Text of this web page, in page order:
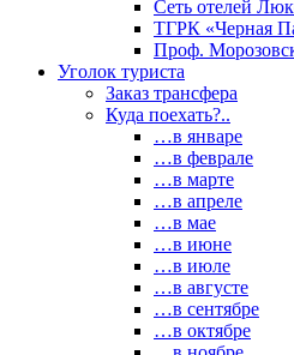
Сеть отелей
ТГРК «Черная
Проф.
Уголок туриста
Заказ трансфера
Куда поехать?..
…в январе
…в феврале
…в марте
…в апреле
…в мае
…в июне
…в июле
…в августе
…в сентябре
…в октябре